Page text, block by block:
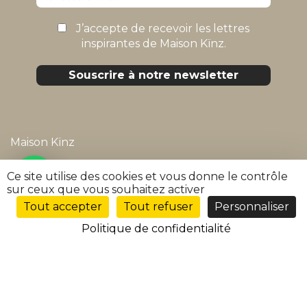
J’accepte de recevoir les lettres
inspirantes de Maison Kïnz.
Maison Kïnz
Mentions légales
Politique de confidentialité
Conditions générales de vente
FR
Ce site utilise des cookies et vous donne le contrôle
sur ceux que vous souhaitez activer
Tout accepter
Tout refuser
Personnaliser
Politique de confidentialité